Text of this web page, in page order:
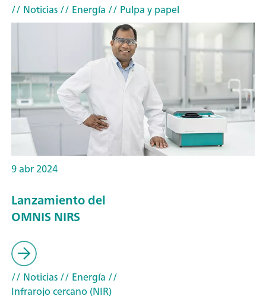
// Noticias// Energía // Pulpa y papel
9 abr 2024
Lanzamiento del
OMNIS NIRS
// Noticias// Energía //
Infrarojo cercano (NIR)